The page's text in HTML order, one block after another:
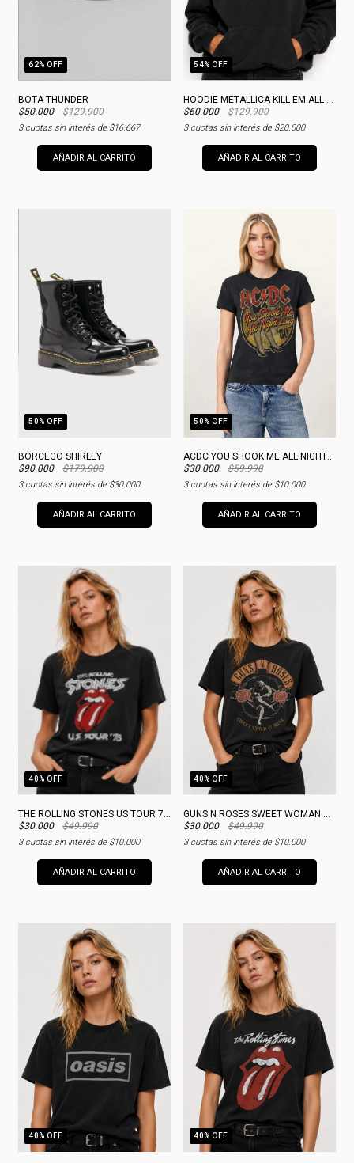
62% OFF
BOTA THUNDER
$50.000
$129.900
3cuotas sin interés de $16.667
AÑADIR AL CARRITO
54% OFF
$60.000
$129.900
3cuotas sin interés de $20.000
AÑADIR AL CARRITO
50% OFF
BORCEGO SHIRLEY
$90.000
$179.900
3cuotas sin interés de $30.000
AÑADIR AL CARRITO
50% OFF
ACDC YOU SHOOK ME ALL NIGHT LONG WOMAN
$30.000
$59.990
3cuotas sin interés de $10.000
AÑADIR AL CARRITO
40% OFF
$30.000
$49.990
3cuotas sin interés de $10.000
AÑADIR AL CARRITO
40% OFF
$30.000
$49.990
3cuotas sin interés de $10.000
AÑADIR AL CARRITO
40% OFF 40% OFF